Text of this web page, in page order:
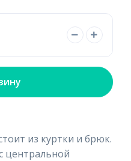
из куртки и брюк.
центральной